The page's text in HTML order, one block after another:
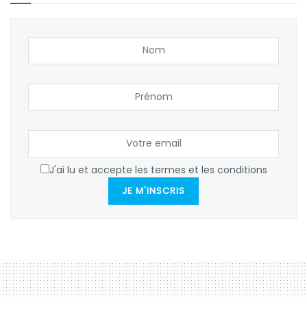
J'ai lu et accepte les termes et les conditions
JE M'INSCRIS